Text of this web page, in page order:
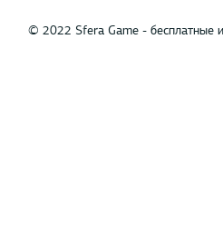
© 2022 Sfera Game - бесплатные